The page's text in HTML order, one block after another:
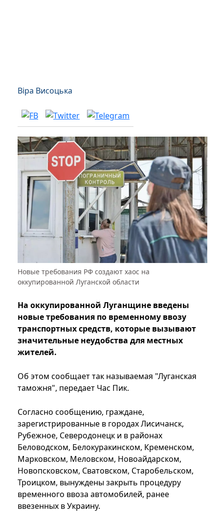
Віра Висоцька
Новые требования РФ создают хаос на
оккупированной Луганской области
На оккупированной Луганщине введены
новые требования по временному ввозу
транспортных средств, которые вызывают
значительные неудобства для местных
жителей.
Об этом сообщает так называемая "Луганская
таможня", передает Час Пик.
Согласно сообщению, граждане,
зарегистрированные в городах Лисичанск,
Рубежное, Северодонецк и в районах
Беловодском, Белокуракинском, Кременском,
Марковском, Меловском, Новоайдарском,
Новопсковском, Сватовском, Старобельском,
Троицком, вынуждены закрыть процедуру
временного ввоза автомобилей, ранее
ввезенных в Украину.